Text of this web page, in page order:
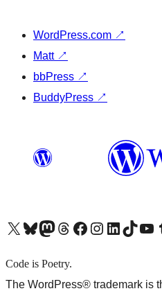
WordPress.com ↗
Matt ↗
bbPress ↗
BuddyPress ↗
X (旧 Twitter) アカウントへBluesky アカウントへMastodon アカウントへThreads アカウントへ Facebook ページへInstagram アカウントへ LinkedIn アカウントへTikTok アカウントへYouTube チャンネルへ
Code is Poetry.
The WordPress® trademark is